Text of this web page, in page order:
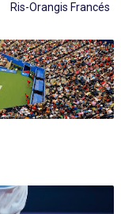
Ris-Orangis Francés